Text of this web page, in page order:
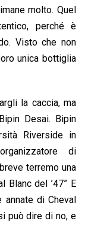
molto. Quel
perché è
Visto che non
unica bottiglia
la caccia, ma
Desai. Bipin
Riverside in
di
terremo una
Blanc del ’47” E
di Cheval
può dire di no, e